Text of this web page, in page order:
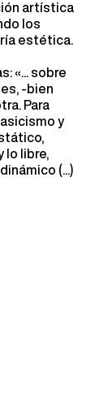
artística
los
estética.
«... sobre
-bien
Para
y
lo libre,
(...)